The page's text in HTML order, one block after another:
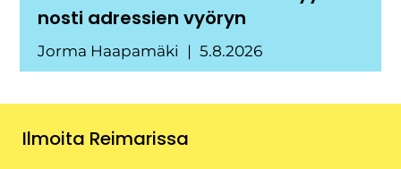
nosti adressien vyöryn
Jorma Haapamäki 5.8.2026
Ilmoita Reimarissa